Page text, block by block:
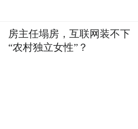
房主任塌房，互联网装不下
“农村独立女性”？